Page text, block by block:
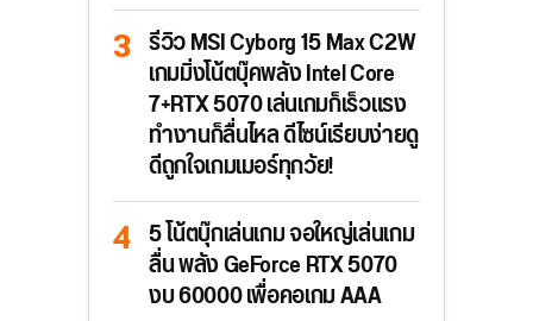
รีวิว MSI Cyborg 15 Max C2W
เกมมิ่งโน้ตบุ๊คพลัง Intel Core
7+RTX 5070 เล่นเกมก็เร็วแรง
ทำงานก็ลื่นไหล ดีไซน์เรียบง่ายดู
ดีถูกใจเกมเมอร์ทุกวัย!
5 โน้ตบุ๊กเล่นเกม จอใหญ่เล่นเกม
ลื่น พลัง GeForce RTX 5070
งบ 60000 เพื่อคอเกม AAA